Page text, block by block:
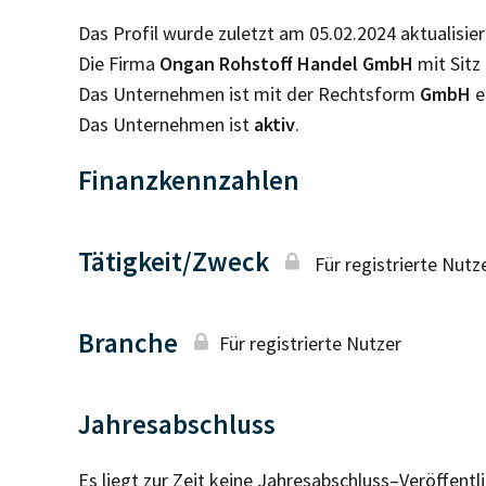
Das Profil wurde zuletzt am 05.02.2024
Die Firma Ongan Rohstoff Handel GmbH mit
Das Unternehmen ist mit der Rechtsform GmbH
Das Unternehmen ist aktiv.
Finanzkennzahlen
Tätigkeit/Zweck Für registrierte
Branche Für registrierte Nutzer
Jahresabschluss
Es liegt zur Zeit keine